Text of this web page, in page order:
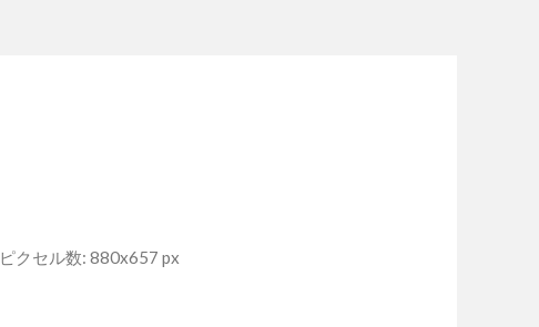
ピクセル数: 880x657 px